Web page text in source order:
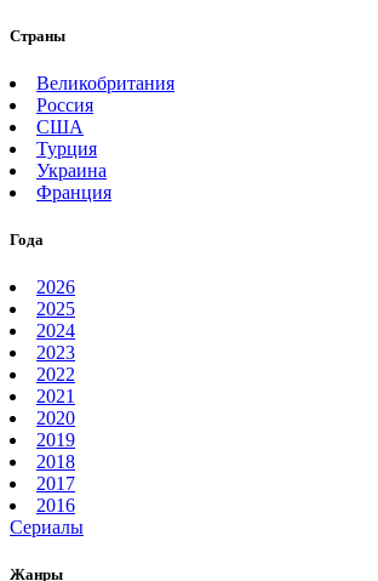
Страны
Великобритания
Россия
США
Турция
Украина
Франция
Года
2026
2025
2024
2023
2022
2021
2020
2019
2018
2017
2016
Сериалы
Жанры